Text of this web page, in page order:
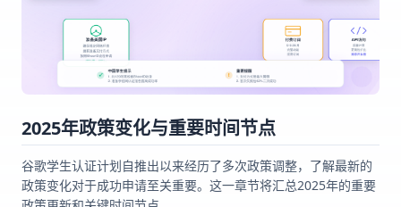
2025年政策变化与重要时间节点
谷歌学生认证计划自推出以来经历了多次政策调整，了解最新的
政策变化对于成功申请至关重要。这一章节将汇总2025年的重要